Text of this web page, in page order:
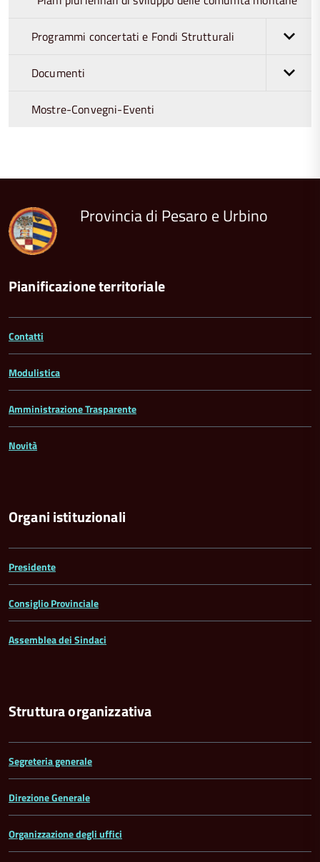
Programmi concertati e Fondi Strutturali
Documenti
Mostre-Convegni-Eventi
del
Provincia di Pesaro e Urbino
Pianificazione territoriale
Contatti
Modulistica
Amministrazione Trasparente
Novità
Organi istituzionali
Presidente
Consiglio Provinciale
Assemblea dei Sindaci
Struttura organizzativa
Segreteria generale
Direzione Generale
Organizzazione degli uffici